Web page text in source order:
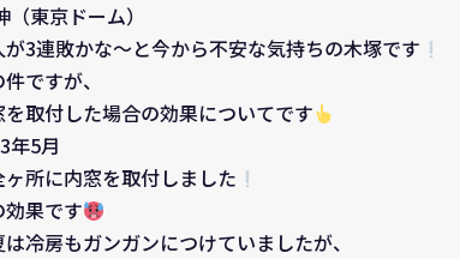
（東京ドーム）
が3連敗かな～と今から不安な気持ちの木塚です
ですが、
取付した場合の効果についてです
年5月
所に内窓を取付しました
効果です
冷房もガンガンにつけていましたが、